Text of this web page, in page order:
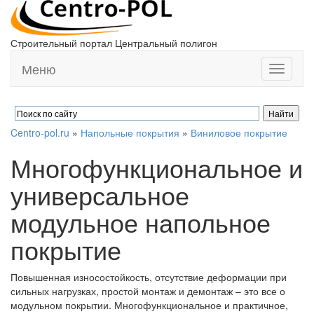
Строительный портал Центральный полигон
Toggle
Меню
Centro-pol.ru » Напольные покрытия » Виниловое покрытие
Многофункциональное и
универсальное
модульное напольное
покрытие
Повышенная износостойкость, отсутствие деформации при
сильных нагрузках, простой монтаж и демонтаж – это все о
модульном покрытии. Многофункциональное и практичное,